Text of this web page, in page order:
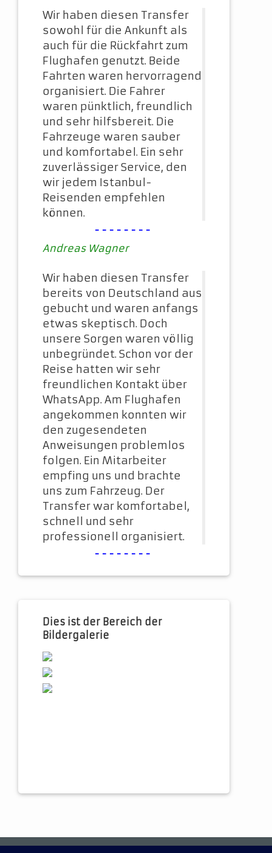
Wir haben diesen Transfer
sowohl für die Ankunft als
auch für die Rückfahrt zum
Flughafen genutzt. Beide
Fahrten waren hervorragend
organisiert. Die Fahrer
waren pünktlich, freundlich
und sehr hilfsbereit. Die
Fahrzeuge waren sauber
und komfortabel. Ein sehr
zuverlässiger Service, den
wir jedem Istanbul-
Reisenden empfehlen
können.
--------
Andreas Wagner
Wir haben diesen Transfer
bereits von Deutschland aus
gebucht und waren anfangs
etwas skeptisch. Doch
unsere Sorgen waren völlig
unbegründet. Schon vor der
Reise hatten wir sehr
freundlichen Kontakt über
WhatsApp. Am Flughafen
angekommen konnten wir
den zugesendeten
Anweisungen problemlos
folgen. Ein Mitarbeiter
empfing uns und brachte
uns zum Fahrzeug. Der
Transfer war komfortabel,
schnell und sehr
professionell organisiert.
--------
Dies ist der Bereich der
Bildergalerie